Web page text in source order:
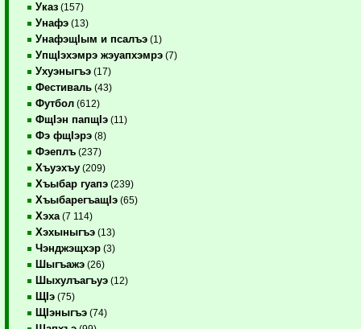
Указ (157)
Унафэ (13)
УнафэщIым и псалъэ (1)
УпщIэхэмрэ жэуапхэмрэ (7)
Ухуэныгъэ (17)
Фестиваль (43)
Футбол (612)
ФщIэн папщIэ (11)
Фэ фщIэрэ (8)
Фэеплъ (237)
Хъуэхъу (209)
Хъыбар гуапэ (239)
ХъыбарегъащIэ (65)
Хэха (7 114)
Хэхыныгъэ (13)
Чэнджэщхэр (3)
Шыгъажэ (26)
Шыхулъагъуэ (12)
ЩIэ (75)
ЩIэныгъэ (74)